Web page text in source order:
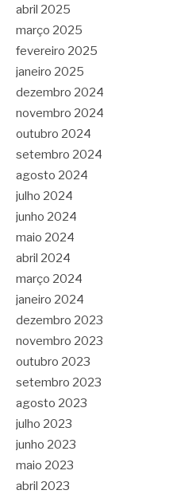
abril 2025
março 2025
fevereiro 2025
janeiro 2025
dezembro 2024
novembro 2024
outubro 2024
setembro 2024
agosto 2024
julho 2024
junho 2024
maio 2024
abril 2024
março 2024
janeiro 2024
dezembro 2023
novembro 2023
outubro 2023
setembro 2023
agosto 2023
julho 2023
junho 2023
maio 2023
abril 2023